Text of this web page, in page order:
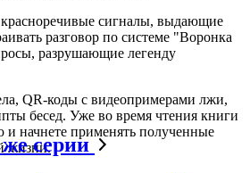
красноречивые сигналы, выдающие
разговор по системе "Воронка
разрушающие легенду
QR-коды с видеопримерами лжи,
бесед. Уже во время чтения книги
начнете применять полученные
жизни.серии